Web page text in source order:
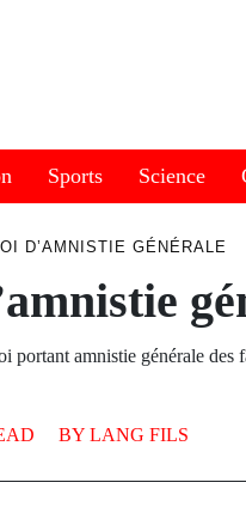
Sports Science
D’AMNISTIE GÉNÉRALE
portant amnistie générale des
BY LANG FILS